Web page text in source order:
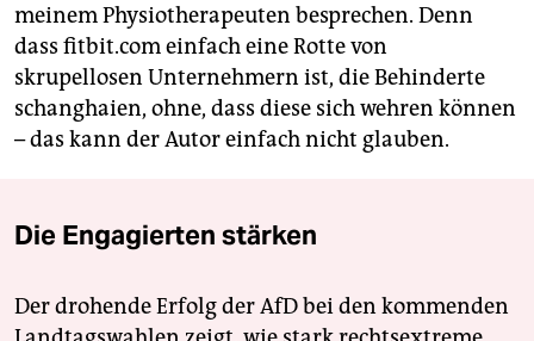
meinem Physiotherapeuten besprechen. Denn
dass fitbit.com einfach eine Rotte von
skrupellosen Unternehmern ist, die Behinderte
schanghaien, ohne, dass diese sich wehren können
– das kann der Autor einfach nicht glauben.
Die Engagierten stärken
Der drohende Erfolg der AfD bei den kommenden